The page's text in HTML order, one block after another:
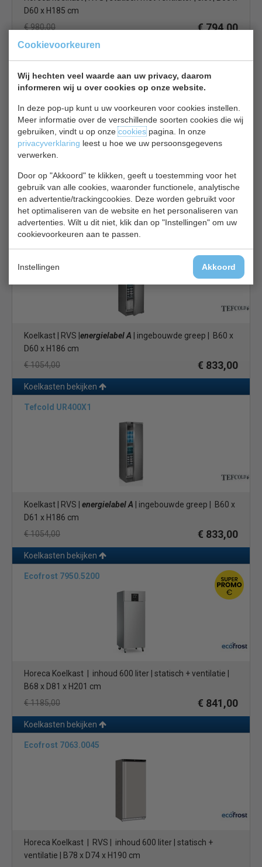
Cookievoorkeuren
Wij hechten veel waarde aan uw privacy, daarom
informeren wij u over cookies op onze website.
In deze pop-up kunt u uw voorkeuren voor cookies instellen.
Meer informatie over de verschillende soorten cookies die wij
gebruiken, vindt u op onzecookiespagina. In onze
privacyverklaring leest u hoe we uw persoonsgegevens
verwerken.
Door op "Akkoord" te klikken, geeft u toestemming voor het
gebruik van alle cookies, waaronder functionele, analytische
en advertentie/trackingcookies. Deze worden gebruikt voor
het optimaliseren van de website en het personaliseren van
advertenties. Wilt u dit niet, klik dan op "Instellingen" om uw
cookievoorkeuren aan te passen.
Instellingen Akkoord
D60 x H185 cm
€ 980,00
€ 794,00
Koelkasten bekijken
| H85 x B60 x D60 cm |Uit het assortiment
€ 949,95
€ 826,00
Koelkasten bekijken
Tefcold UR400X1
Koelkast | RVS | energielabel A | ingebouwde greep | B60 x
D60 x H186 cm
€ 1054,00
€ 833,00
Koelkasten bekijken
Tefcold UR400X1
Koelkast | RVS | energielabel A | ingebouwde greep | B60 x
D61 x H186 cm
€ 1054,00
€ 833,00
Koelkasten bekijken
Ecofrost 7950.5200
Horeca Koelkast | inhoud 600 liter | statisch + ventilatie |
B68 x D81 x H201 cm
€ 1185,00
€ 841,00
Koelkasten bekijken
Ecofrost 7063.0045
Horeca Koelkast | RVS | inhoud 600 liter | statisch +
ventilatie | B78 x D74 x H190 cm